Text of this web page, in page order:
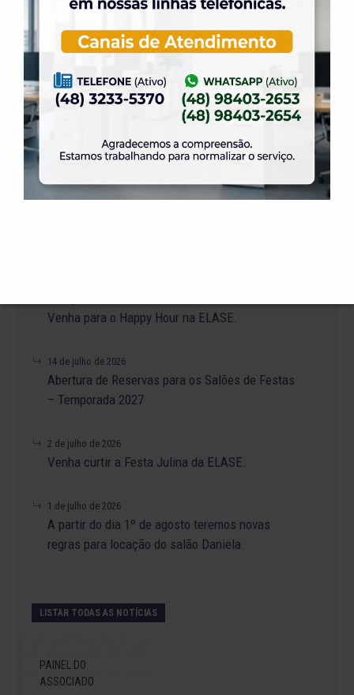
Dia dos Pais é na ELASE, venha se divertir com
a gente.
31 de julho de 2026
Venha para a Feijoada na ELASE.
Alteração no Regimento do Campo de Futebol
Venha para o Happy Hour na ELASE.
14 de julho de 2026
Abertura de Reservas para os Salões de Festas
– Temporada 2027
2 de julho de 2026
Venha curtir a Festa Julina da ELASE.
1 de julho de 2026
A partir do dia 1º de agosto teremos novas
regras para locação do salão Daniela.
LISTAR TODAS AS NOTÍCIAS
PAINEL DO
ASSOCIADO